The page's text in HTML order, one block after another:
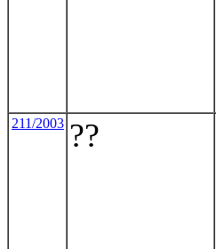
211/2003 ??